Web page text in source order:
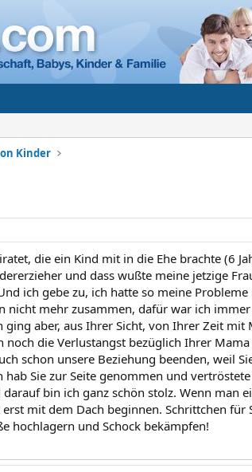
Kinder
die ein Kind mit in die Ehe brachte (6
und dass wußte meine jetzige
ich gebe zu, ich hatte so meine
nicht mehr zusammen, dafür war ich
aber, aus Ihrer Sicht, von Ihrer Zeit mit
noch die Verlustangst bezüglich Ihrer
schon unsere Beziehung beenden, weil
hab Sie zur Seite genommen und
bin ich ganz schön stolz. Wenn man
mit dem Dach beginnen. Schrittchen
hochlagern und Schock bekämpfen!